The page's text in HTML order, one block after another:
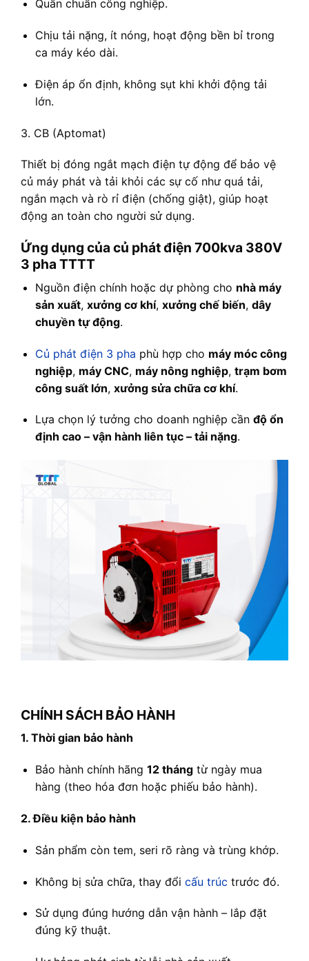
Quấn chuẩn công nghiệp.
Chịu tải nặng, ít nóng, hoạt động bền bỉ trong
ca máy kéo dài.
Điện áp ổn định, không sụt khi khởi động tải
lớn.
3. CB (Aptomat)
Thiết bị đóng ngắt mạch điện tự động để bảo vệ
củ máy phát và tải khỏi các sự cố như quá tải,
ngắn mạch và rò rỉ điện (chống giật), giúp hoạt
động an toàn cho người sử dụng.
Ứng dụng của củ phát điện 700kva 380V
3 pha TTTT
Nguồn điện chính hoặc dự phòng cho nhà máy
sản xuất, xưởng cơ khí, xưởng chế biến, dây
chuyền tự động.
Củ phát điện 3 pha phù hợp cho máy móc công
nghiệp, máy CNC, máy nông nghiệp, trạm bơm
công suất lớn, xưởng sửa chữa cơ khí.
Lựa chọn lý tưởng cho doanh nghiệp cần độ ổn
định cao – vận hành liên tục – tải nặng.
CHÍNH SÁCH BẢO HÀNH
1. Thời gian bảo hành
Bảo hành chính hãng 12 thángtừ ngày mua
hàng (theo hóa đơn hoặc phiếu bảo hành).
2. Điều kiện bảo hành
Sản phẩm còn tem, seri rõ ràng và trùng khớp.
Không bị sửa chữa, thay đổi cấu trúc trước đó.
Sử dụng đúng hướng dẫn vận hành – lắp đặt
đúng kỹ thuật.